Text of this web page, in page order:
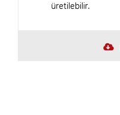
üretilebilir.